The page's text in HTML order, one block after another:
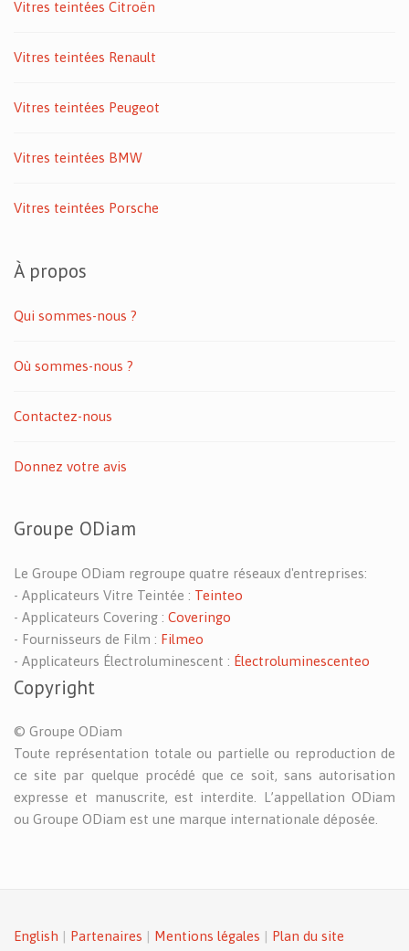
Vitres teintées Citroën
Vitres teintées Renault
Vitres teintées Peugeot
Vitres teintées BMW
Vitres teintées Porsche
À propos
Qui sommes-nous ?
Où sommes-nous ?
Contactez-nous
Donnez votre avis
Groupe ODiam
Le Groupe ODiam regroupe quatre réseaux d'entreprises:
- Applicateurs Vitre Teintée : Teinteo
- Applicateurs Covering : Coveringo
- Fournisseurs de Film : Filmeo
- Applicateurs Électroluminescent : Électroluminescenteo
Copyright
© Groupe ODiam
Toute représentation totale ou partielle ou reproduction de
ce site par quelque procédé que ce soit, sans autorisation
expresse et manuscrite, est interdite. L’appellation ODiam
ou Groupe ODiam est une marque internationale déposée.
English | Partenaires | Mentions légales | Plan du site